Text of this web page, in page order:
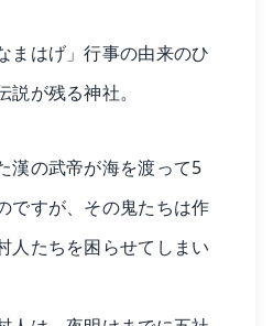
まはげ」行事の由来のひ
が残る神社。
漢の武帝が海を渡って5
ですが、その鬼たちは作
人たちを困らせてしまい